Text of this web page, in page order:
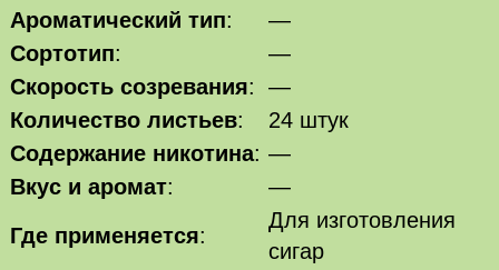
Ароматический тип:
—
Сортотип:
—
Скорость созревания:
—
Количество листьев:
24 штук
Содержание никотина: —
Вкус и аромат:
—
Где применяется:
Для изготовления
сигар